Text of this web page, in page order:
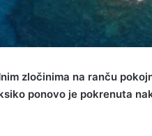
zločinima na ranču
ponovo je pokrenuta